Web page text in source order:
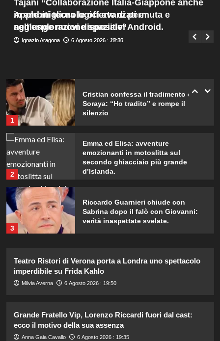
Menu
principale
Giuseppe Recca 6 Agosto 2026 : 20:00
Tajani “Collaborazione Italia-Giappone anche
in ambiti tecnologici avanzati e
nell’esplorazione spaziale”
Ignazio Aragona 6 Agosto 2026 : 20:25
Apple migliora le offerte di permuta e
aggiunge nuovi dispositivi Android.
Ignazio Aragona 6 Agosto 2026 : 17:50
bellezza.
Katia Fanelli sostiene Sabrina
1
Cristian confessa il tradimento con
Soraya: “Ho tradito” e rompe il
silenzio
2
Emma ed Elisa: avventure
emozionanti in motoslitta sul
secondo ghiacciaio più grande
d’Islanda.
3
Riccardo Guarnieri chiude con
Sabrina dopo il falò con Giovanni:
verità inaspettate svelate.
4
catturano il suo stile unico e la sua
bellezza.
5
Soussi: “È vittima di un ingiusto
attacco mediatico”.
Teatro Ristori di Verona porta a Londra uno spettacolo
imperdibile su Frida Kahlo
Milvia Averna 6 Agosto 2026 : 19:50
Grande Fratello Vip, Lorenzo Riccardi fuori dal cast:
ecco il motivo della sua assenza
Anna Gaia Cavallo 6 Agosto 2026 : 19:35